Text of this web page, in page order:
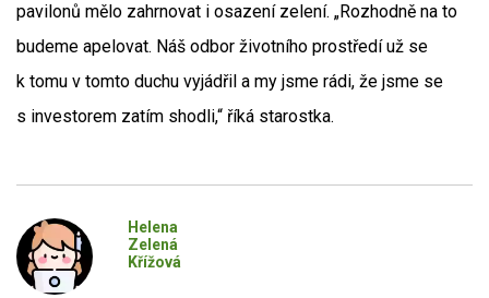
pavilonů mělo zahrnovat i osazení zelení. „Rozhodně na to
budeme apelovat. Náš odbor životního prostředí už se
k tomu v tomto duchu vyjádřil a my jsme rádi, že jsme se
s investorem zatím shodli,“ říká starostka.
Helena
Zelená
Křížová